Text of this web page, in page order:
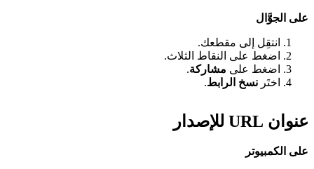
على الجوَّال
انتقِل إلى مقطعك.
اضغط على النقاط الثلاث.
اضغط على مشاركة.
اختَر نسخ الرابط.
عنوان URL للإصدار
على الكمبيوتر